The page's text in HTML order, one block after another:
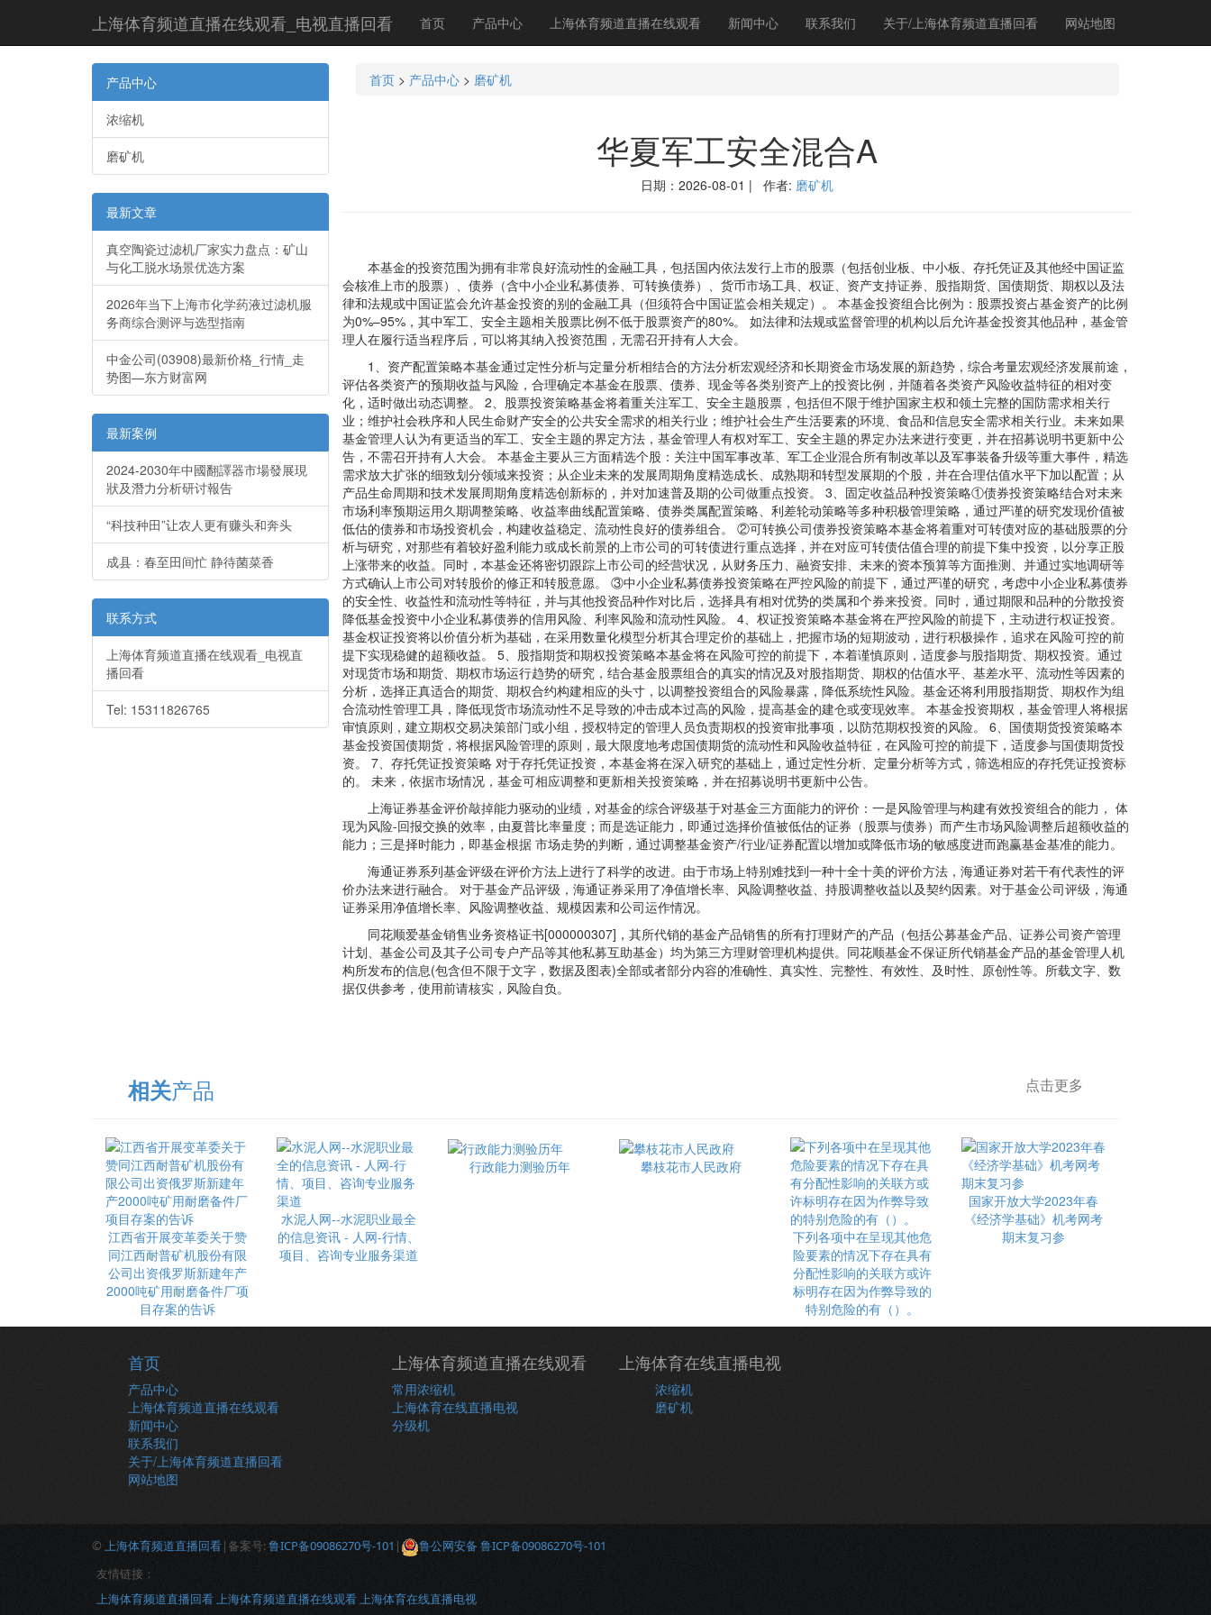
上海体育频道直播在线观看_电视直播回看 首页 产品中心 上海体育频道直播在线观看 新闻中心 联系我们 关于/上海体育频道直播回看 网站地图
产品中心
浓缩机
磨矿机
最新文章
真空陶瓷过滤机厂家实力盘点：矿山
与化工脱水场景优选方案
2026年当下上海市化学药液过滤机服
务商综合测评与选型指南
中金公司(03908)最新价格_行情_走
势图—东方财富网
最新案例
2024-2030年中國翻譯器市場發展現
狀及潛力分析研讨報告
“科技种田”让农人更有赚头和奔头
成县：春至田间忙 静待菌菜香
联系方式
上海体育频道直播在线观看_电视直
播回看
Tel: 15311826765
首页> 产品中心> 磨矿机
华夏军工安全混合A
日期：2026-08-01 | 作者: 磨矿机
本基金的投资范围为拥有非常良好流动性的金融工具，包括国内依法发行上市的股票（包括创业板、中小板、存托凭证及其他经中国证监
会核准上市的股票）、债券（含中小企业私募债券、可转换债券）、货币市场工具、权证、资产支持证券、股指期货、国债期货、期权以及法
律和法规或中国证监会允许基金投资的别的金融工具（但须符合中国证监会相关规定）。 本基金投资组合比例为：股票投资占基金资产的比例
为0%–95%，其中军工、安全主题相关股票比例不低于股票资产的80%。 如法律和法规或监督管理的机构以后允许基金投资其他品种，基金管
理人在履行适当程序后，可以将其纳入投资范围，无需召开持有人大会。
1、资产配置策略本基金通过定性分析与定量分析相结合的方法分析宏观经济和长期资金市场发展的新趋势，综合考量宏观经济发展前途，
评估各类资产的预期收益与风险，合理确定本基金在股票、债券、现金等各类别资产上的投资比例，并随着各类资产风险收益特征的相对变
化，适时做出动态调整。 2、股票投资策略基金将着重关注军工、安全主题股票，包括但不限于维护国家主权和领土完整的国防需求相关行
业；维护社会秩序和人民生命财产安全的公共安全需求的相关行业；维护社会生产生活要素的环境、食品和信息安全需求相关行业。未来如果
基金管理人认为有更适当的军工、安全主题的界定方法，基金管理人有权对军工、安全主题的界定办法来进行变更，并在招募说明书更新中公
告，不需召开持有人大会。 本基金主要从三方面精选个股：关注中国军事改革、军工企业混合所有制改革以及军事装备升级等重大事件，精选
需求放大扩张的细致划分领域来投资；从企业未来的发展周期角度精选成长、成熟期和转型发展期的个股，并在合理估值水平下加以配置；从
产品生命周期和技术发展周期角度精选创新标的，并对加速普及期的公司做重点投资。 3、固定收益品种投资策略①债券投资策略结合对未来
市场利率预期运用久期调整策略、收益率曲线配置策略、债券类属配置策略、利差轮动策略等多种积极管理策略，通过严谨的研究发现价值被
低估的债券和市场投资机会，构建收益稳定、流动性良好的债券组合。 ②可转换公司债券投资策略本基金将着重对可转债对应的基础股票的分
析与研究，对那些有着较好盈利能力或成长前景的上市公司的可转债进行重点选择，并在对应可转债估值合理的前提下集中投资，以分享正股
上涨带来的收益。同时，本基金还将密切跟踪上市公司的经营状况，从财务压力、融资安排、未来的资本预算等方面推测、并通过实地调研等
方式确认上市公司对转股价的修正和转股意愿。 ③中小企业私募债券投资策略在严控风险的前提下，通过严谨的研究，考虑中小企业私募债券
的安全性、收益性和流动性等特征，并与其他投资品种作对比后，选择具有相对优势的类属和个券来投资。同时，通过期限和品种的分散投资
降低基金投资中小企业私募债券的信用风险、利率风险和流动性风险。 4、权证投资策略本基金将在严控风险的前提下，主动进行权证投资。
基金权证投资将以价值分析为基础，在采用数量化模型分析其合理定价的基础上，把握市场的短期波动，进行积极操作，追求在风险可控的前
提下实现稳健的超额收益。 5、股指期货和期权投资策略本基金将在风险可控的前提下，本着谨慎原则，适度参与股指期货、期权投资。通过
对现货市场和期货、期权市场运行趋势的研究，结合基金股票组合的真实的情况及对股指期货、期权的估值水平、基差水平、流动性等因素的
分析，选择正真适合的期货、期权合约构建相应的头寸，以调整投资组合的风险暴露，降低系统性风险。基金还将利用股指期货、期权作为组
合流动性管理工具，降低现货市场流动性不足导致的冲击成本过高的风险，提高基金的建仓或变现效率。 本基金投资期权，基金管理人将根据
审慎原则，建立期权交易决策部门或小组，授权特定的管理人员负责期权的投资审批事项，以防范期权投资的风险。 6、国债期货投资策略本
基金投资国债期货，将根据风险管理的原则，最大限度地考虑国债期货的流动性和风险收益特征，在风险可控的前提下，适度参与国债期货投
资。 7、存托凭证投资策略 对于存托凭证投资，本基金将在深入研究的基础上，通过定性分析、定量分析等方式，筛选相应的存托凭证投资标
的。 未来，依据市场情况，基金可相应调整和更新相关投资策略，并在招募说明书更新中公告。
上海证券基金评价敲掉能力驱动的业绩，对基金的综合评级基于对基金三方面能力的评价：一是风险管理与构建有效投资组合的能力， 体
现为风险-回报交换的效率，由夏普比率量度；而是选证能力，即通过选择价值被低估的证券（股票与债券）而产生市场风险调整后超额收益的
能力；三是择时能力，即基金根据 市场走势的判断，通过调整基金资产/行业/证券配置以增加或降低市场的敏感度进而跑赢基金基准的能力。
海通证券系列基金评级在评价方法上进行了科学的改进。由于市场上特别难找到一种十全十美的评价方法，海通证券对若干有代表性的评
价办法来进行融合。 对于基金产品评级，海通证券采用了净值增长率、风险调整收益、持股调整收益以及契约因素。对于基金公司评级，海通
证券采用净值增长率、风险调整收益、规模因素和公司运作情况。
同花顺爱基金销售业务资格证书[000000307]，其所代销的基金产品销售的所有打理财产的产品（包括公募基金产品、证券公司资产管理
计划、基金公司及其子公司专户产品等其他私募互助基金）均为第三方理财管理机构提供。同花顺基金不保证所代销基金产品的基金管理人机
构所发布的信息(包含但不限于文字，数据及图表)全部或者部分内容的准确性、真实性、完整性、有效性、及时性、原创性等。所载文字、数
据仅供参考，使用前请核实，风险自负。
相关产品 点击更多
江西省开展变革委关于赞
同江西耐普矿机股份有限
公司出资俄罗斯新建年产
2000吨矿用耐磨备件厂项
目存案的告诉
水泥人网--水泥职业最全
的信息资讯 - 人网-行情、
项目、咨询专业服务渠道
行政能力测验历年 攀枝花市人民政府
下列各项中在呈现其他危
险要素的情况下存在具有
分配性影响的关联方或许
标明存在因为作弊导致的
特别危险的有（）。
国家开放大学2023年春
《经济学基础》机考网考
期末复习参
首页
产品中心
上海体育频道直播在线观看
新闻中心
联系我们
关于/上海体育频道直播回看
网站地图
上海体育频道直播在线观看
常用浓缩机
上海体育在线直播电视
分级机
上海体育在线直播电视
浓缩机
磨矿机
© 上海体育频道直播回看|备案号:鲁ICP备09086270号-101 |
鲁公网安备 鲁ICP备09086270号-101
友情链接：
上海体育频道直播回看 上海体育频道直播在线观看 上海体育在线直播电视